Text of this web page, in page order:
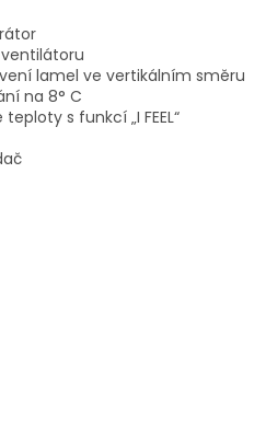
lamel ve vertikálním směru
na 8° C
s funkcí „I FEEL“